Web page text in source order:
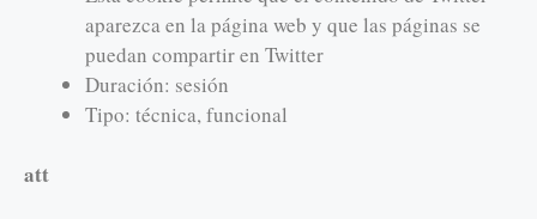
aparezca en la página web y que las páginas se
puedan compartir en Twitter
Duración: sesión
Tipo: técnica, funcional
att